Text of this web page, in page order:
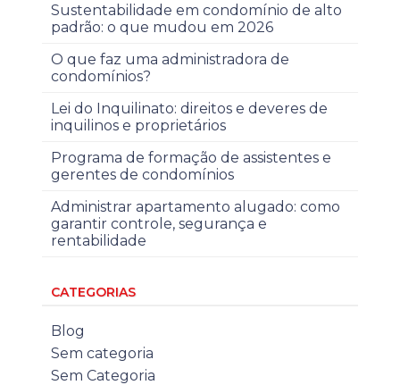
Sustentabilidade em condomínio de alto
padrão: o que mudou em 2026
O que faz uma administradora de
condomínios?
Lei do Inquilinato: direitos e deveres de
inquilinos e proprietários
Programa de formação de assistentes e
gerentes de condomínios
Administrar apartamento alugado: como
garantir controle, segurança e
rentabilidade
CATEGORIAS
Blog
Sem categoria
Sem Categoria